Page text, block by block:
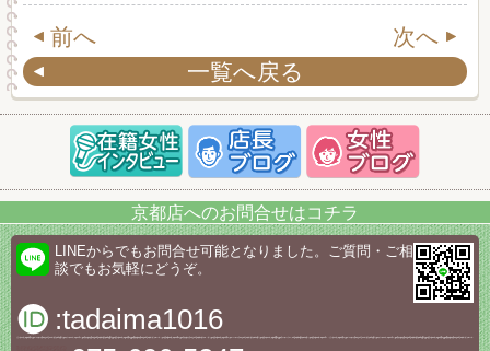
前へ
次へ
一覧へ戻る
京都店へのお問合せはコチラ
LINEからでもお問合せ可能となりました。ご質問・ご相
談でもお気軽にどうぞ。
:tadaima1016